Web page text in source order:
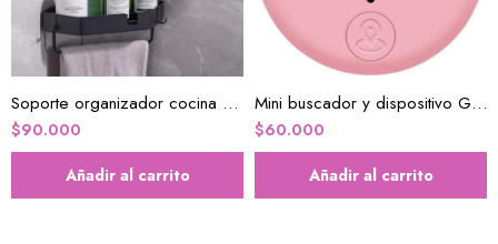
Soporte organizador cocina baño
$90.000
Añadir al carrito
Mini buscador y dispositivo GPS para perros
$60.000
Añadir al carrito